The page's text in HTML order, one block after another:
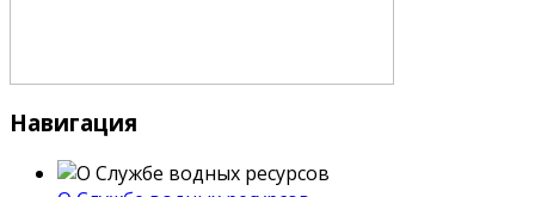
Навигация